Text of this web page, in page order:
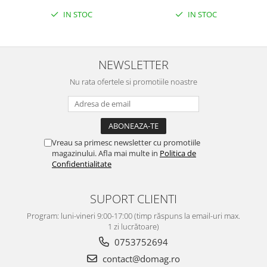
IN STOC IN STOC
NEWSLETTER
Nu rata ofertele si promotiile noastre
Vreau sa primesc newsletter cu promotiile
magazinului. Afla mai multe in Politica de
Confidentialitate
SUPORT CLIENTI
Program: luni-vineri 9:00-17:00 (timp răspuns la email-uri max.
1 zi lucrătoare)
0753752694
contact@domag.ro